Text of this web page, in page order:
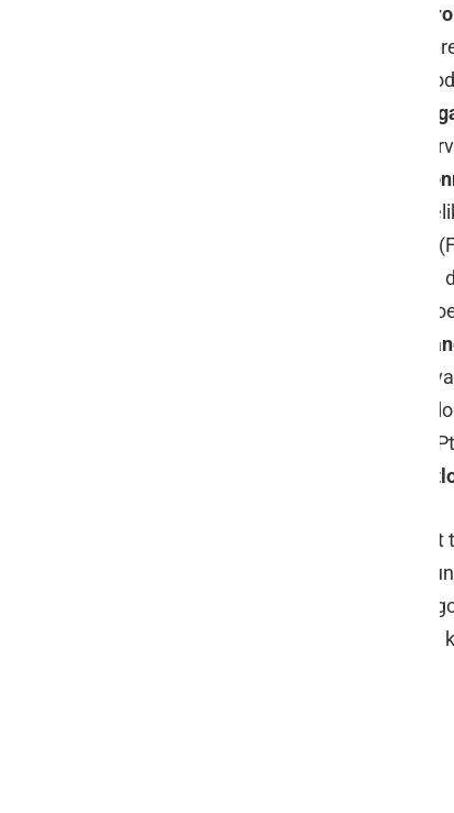
Agi
, nemški pesnik, urednik ter
festivalu na Ptuju letos poleg njiju
Carlos
Valentina
(Slovenija). Poročali smo
tovarištva na Petanjcih poleg treh
Tibor Hrs
ljubljanski Metelkovi, kjer so
(Slovenija). Petanjskemu
Ljutomer ter 21. avgusta zvečer na
V okviru festivala bo dana
in trio, skupina Month of
z Malimi
(1951 -